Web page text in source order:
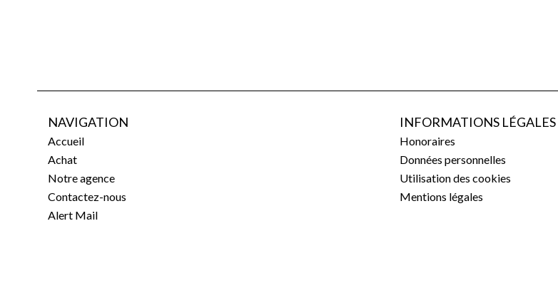
NAVIGATION
Accueil
Achat
Notre agence
Contactez-nous
Alert Mail
INFORMATIONS LÉGALES
Honoraires
Données personnelles
Utilisation des cookies
Mentions légales